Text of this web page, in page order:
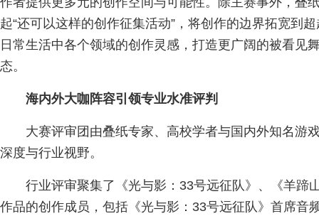
起“还可以这样的创作征集活动”，将创作的边界拓宽到
日常生活中各个领域的创作灵感，打造更广阔的被看见
态。
海内外大咖阵容引领专业水准评判
大赛评审团由叠纸专家、高校学者与国内外知名游
深度与行业视野。
行业评审聚集了《光与影：33号远征队》、《羊蹄
作品的创作成员，包括《光与影：33号远征队》首席音